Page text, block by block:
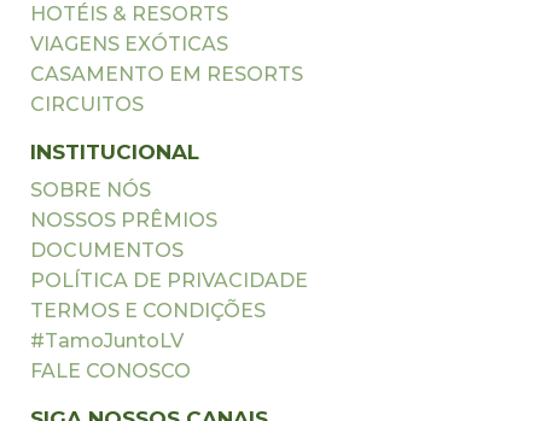
HOTÉIS & RESORTS
VIAGENS EXÓTICAS
CASAMENTO EM RESORTS
CIRCUITOS
INSTITUCIONAL
SOBRE NÓS
NOSSOS PRÊMIOS
DOCUMENTOS
POLÍTICA DE PRIVACIDADE
TERMOS E CONDIÇÕES
#TamoJuntoLV
FALE CONOSCO